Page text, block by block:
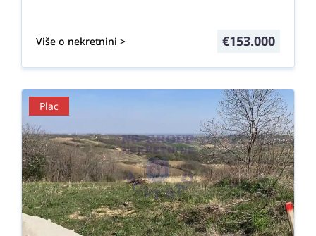
Više o nekretnini > €153.000
Plac